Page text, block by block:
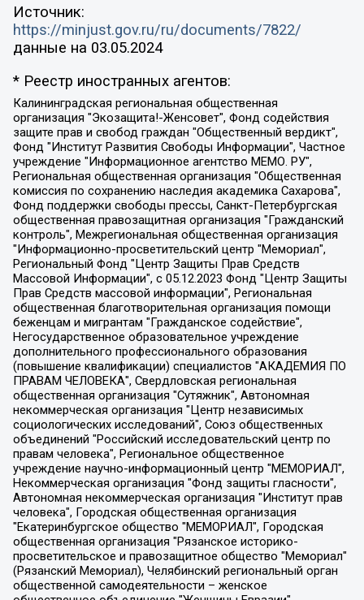
Источник:
https://minjust.gov.ru/ru/documents/7822/
данные на 03.05.2024
* Реестр иностранных агентов:
Калининградская региональная общественная организация "Экозащита!-Женсовет", Фонд содействия защите прав и свобод граждан "Общественный вердикт", Фонд "Институт Развития Свободы Информации", Частное учреждение "Информационное агентство МЕМО. РУ", Региональная общественная организация "Общественная комиссия по сохранению наследия академика Сахарова", Фонд поддержки свободы прессы, Санкт-Петербургская общественная правозащитная организация "Гражданский контроль", Межрегиональная общественная организация "Информационно-просветительский центр "Мемориал", Региональный Фонд "Центр Защиты Прав Средств Массовой Информации", с 05.12.2023 Фонд "Центр Защиты Прав Средств массовой информации", Региональная общественная благотворительная организация помощи беженцам и мигрантам "Гражданское содействие", Негосударственное образовательное учреждение дополнительного профессионального образования (повышение квалификации) специалистов "АКАДЕМИЯ ПО ПРАВАМ ЧЕЛОВЕКА", Свердловская региональная общественная организация "Сутяжник", Автономная некоммерческая организация "Центр независимых социологических исследований", Союз общественных объединений "Российский исследовательский центр по правам человека", Региональное общественное учреждение научно-информационный центр "МЕМОРИАЛ", Некоммерческая организация "Фонд защиты гласности", Автономная некоммерческая организация "Институт прав человека", Городская общественная организация "Екатеринбургское общество "МЕМОРИАЛ", Городская общественная организация "Рязанское историко-просветительское и правозащитное общество "Мемориал" (Рязанский Мемориал), Челябинский региональный орган общественной самодеятельности – женское общественное объединение "Женщины Евразии", Челябинский региональный орган общественной самодеятельности "Уральская правозащитная группа", Фонд содействия защите здоровья и социальной справедливости имени Андрея Рылькова, Автономная Некоммерческая Организация "Аналитический Центр Юрия Левады", Автономная некоммерческая организация социальной поддержки населения "Проект Апрель", Региональная общественная организация помощи женщинам и детям, находящимся в кризисной ситуации "Информационно-методический центр "Анна", Фонд содействия развитию массовых коммуникаций и правовому просвещению "Так-так-Так", Фонд содействия устойчивому развитию "Серебряная тайга", Свердловский региональный общественный фонд социальных проектов "Новое время", "Idel.Реалии", Кавказ.Реалии, Крым.Реалии, Телеканал Настоящее Время, Татаро-башкирская служба Радио Свобода (Azatliq Radiosi), Радио Свободная Европа/Радио Свобода (PCE/PC), "Сибирь.Реалии", "Фактограф", Благотворительный фонд помощи осужденным и их семьям, Автономная некоммерческая организация "Институт глобализации и социальных движений", Фонд "В защиту прав заключенных", Частное учреждение "Центр поддержки и содействия развитию средств массовой информации", Пензенский региональный общественный благотворительный фонд "Гражданский союз", "Север.Реалии", Некоммерческая организация Фонд "Правовая инициатива", Общество с ограниченной ответственностью "Радио Свободная Европа/Радио Свобода", Чешское информационное агентство "MEDIUM-ORIENT", Красноярская региональная общественная организация "Мы против СПИДа", Камалягин Денис Николаевич, Маркелов Сергей Евгеньевич, Пономарев Лев Александрович, Савицкая Людмила Алексеевна, Автономная некоммерческая организация "Центр по работе с проблемой насилия "НАСИЛИЮ.НЕТ", Межрегиональный профессиональный союз работников здравоохранения "Альянс врачей", Юридическое лицо, зарегистрированное в Латвийской Республике, SIA "Medusa Project" (регистрационный номер 40103797863, дата регистрации 10.06.2014), Некоммерческая организация "Фонд по борьбе с коррупцией", Автономная некоммерческая организация "Институт права и публичной политики", Баданин Роман Сергеевич, Гликин Максим Александрович, Железнова Мария Михайловна, Лукьянова Юлия Сергеевна, Маетная Елизавета Витальевна, Маняхин Петр Борисович, Чуракова Ольга Владимировна, Ярош Юлия Петровна, Юридическое лицо "The Insider SIA", зарегистрированное в Риге, Латвийская Республика (дата регистрации 26.06.2015), являющееся администратором доменного имени интернет-издания "The Insider SIA", https://theins.ru, Постернак Алексей Евгеньевич, Рубин Михаил Аркадьевич, Анин Роман Александрович, Юридическое лицо Istories fonds, зарегистрированное в Латвийской Республике (регистрационный номер 50008295751, дата регистрации 24.02.2020), Великовский Дмитрий Александрович, Долинина Ирина Николаевна, Мароховская Алеся Алексеевна, Шлейнов Роман Юрьевич, Шмагун Олеся Валентиновна, Общество с ограниченной ответственностью "Альтаир 2021", Общество с ограниченной ответственностью "Вега 2021", Общество с ограниченной ответственностью "Главный редактор 2021", Общество с ограниченной ответственностью "Ромашки монолит", Важенков Артем Валерьевич, Ивановская областная общественная организация "Центр гендерных исследований", Гурман Юрий Альбертович, Медиапроект "ОВД-Инфо", Егоров Владимир Владимирович, Жилинский Владимир Александрович, Общество с ограниченной ответственностью "ЗП", Иванова София Юрьевна, Карезина Инна Павловна, Кильтау Екатерина Викторовна, Петров Алексей Викторович, Пискунов Сергей Евгеньевич, Смирнов Сергей Сергеевич, Тихонов Михаил Сергеевич, Общество с ограниченной ответственностью "ЖУРНАЛИСТ-ИНОСТРАННЫЙ АГЕНТ", Арапова Галина Юрьевна, Вольтская Татьяна Анатольевна, Американская компания "Mason G.E.S. Anonymous Foundation" (США), являющаяся владельцем интернет-издания https://mnews.world/, Компания "Stichting Bellingcat", зарегистрированная в Нидерландах (дата регистрации 11.07.2018), Захаров Андрей Вячеславович, Клепиковская Екатерина Дмитриевна, Общество с ограниченной ответственностью "МЕМО", Перл Роман Александрович, Симонов Евгений Алексеевич, Соловьева Елена Анатольевна, Сотников Даниил Владимирович, Сурначева Елизавета Дмитриевна, Автономная некоммерческая организация по защите прав человека и информированию населения "Якутия – Наше Мнение", Общество с ограниченной ответственностью "Москоу диджитал медиа", с 26.01.2023 Общество с ограниченной ответственностью "Чайка Белые сады", Ветошкина Валерия Валерьевна, Заговора Максим Александрович, Межрегиональное общественное движение "Российская ЛГБТ - сеть", Оленичев Максим Владимирович, Павлов Иван Юрьевич, Скворцова Елена Сергеевна, Общество с ограниченной ответственностью "Как бы инагент", Кочетков Игорь Викторович, Общество с ограниченной ответственностью "Честные выборы", Еланчик Олег Александрович, Общество с ограниченной ответственностью "Нобелевский призыв", Гималова Регина Эмилевна, Григорьев Андрей Валерьевич, Григорьева Алина Александровна, Ассоциация по содействию защите прав призывников, альтернативнослужащих и военнослужащих "Правозащитная группа "Гражданин.Армия.Право", Хисамова Регина Фаритовна, Автономная некоммерческая организация по реализации социально-правовых программ "Лилит", Дальневосточное общественное движение "Маяк", Санкт-Петербургская ЛГБТ-инициативная группа "Выход", Инициативная группа ЛГБТ+ "Реверс", Алексеев Андрей Викторович, Бекбулатова Таисия Львовна, Беляев Иван Михайлович, Владыкина Елена Сергеевна, Гельман Марат Александрович, Никульшина Вероника Юрьевна, Толоконникова Надежда Андреевна, Шендерович Виктор Анатольевич, Общество с ограниченной ответственностью "Данное сообщение", Общество с ограниченной ответственностью Издательский дом "Новая глава", Айнбиндер Александра Александровна, Московский комьюнити-центр для ЛГБТ+инициатив, Благотворительный фонд развития филантропии, Deutsche Welle (Германия, Kurt-Schumacher-Strasse 3, 53113 Bonn), Борзунова Мария Михайловна, Воробьев Виктор Викторович, Голубева Анна Львовна, Константинова Алла Михайловна, Малкова Ирина Владимировна, Мурадов Мурад Абдулгалимович, Осетинская Елизавета Николаевна, Понасенков Евгений Николаевич, Ганапольский Матвей Юрьевич, Киселев Евгений Алексеевич, Борухович Ирина Григорьевна, Дремин Иван Тимофеевич, Дубровский Дмитрий Викторович, Красноярская региональная общественная организация поддержки и развития альтернативных образовательных технологий и межкультурных коммуникаций "ИНТЕРРА", Маяковская Екатерина Алексеевна, Фейгин Марк Захарович, Филимонов Андрей Викторович, Дзугкоева Регина Николаевна, Доброхотов Роман Александрович, Дудь Юрий Александрович, Елкин Сергей Владимирович, Кругликов Кирилл Игоревич, Сабунаева Мария Леонидовна, Семенов Алексей Владимирович, Шаинян Карен Багратович, Шульман Екатерина Михайловна, Асафьев Артур Валерьевич, Вахштайн Виктор Семенович, Венедиктов Алексей Алексеевич, Лушникова Екатерина Евгеньевна, Волков Леонид Михайлович, Невзоров Александр Глебович, Пархоменко Сергей Борисович, Сироткин Ярослав Николаевич, Кара-Мурза Владимир Владимирович, Баранова Наталья Владимировна, Гозман Леонид Яковлевич, Кагарлицкий Борис Юльевич, Климарев Михаил Валерьевич, Милов Владимир Станиславович, Автономная некоммерческая организация Краснодарский центр современного искусства "Типография", Моргенштерн Алишер Тагирович, Соболь Любовь Эдуардовна, Общество с ограниченной ответственностью "ЛИЗА НОРМ", Каспаров Гарри Кимович, Ходорковский Михаил Борисович, Общество с ограниченной ответственностью "Апрельские тезисы", Данилович Ирина Брониславовна, Кашин Олег Владимирович, Петров Николай Владимирович, Пивоваров Алексей Владимирович, Соколов Михаил Владимирович, Цветкова Юлия Владимировна, Чичваркин Евгений Александрович, Комитет против пыток/Команда против пыток, Общество с ограниченной ответственностью "Первый научный", Общество с ограниченной ответственностью "Вертолет и ко", Белоцерковская Вероника Борисовна, Кац Максим Евгеньевич, Лазарева Татьяна Юрьевна, Шаведдинов Руслан Табризович, Яшин Илья Валерьевич, Общество с ограниченной ответственностью "Иноагент ААВ", Алешковский Дмитрий Петрович, Альбац Евгения Марковна, Быков Дмитрий Львович, Галямина Юлия Евгеньевна, Лойко Сергей Леонидович, Мартынов Кирилл Константинович, Медведев Сергей Александрович, Крашенинников Федор Геннадиевич, Гордеева Катерина Вл